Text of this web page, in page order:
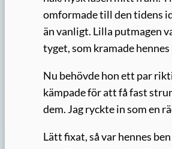
omformade till den tidens
än vanligt. Lilla putmagen
tyget, som kramade
Nu behövde hon ett par
kämpade för att få fast
dem. Jag ryckte in som en
Lätt fixat, så var hennes